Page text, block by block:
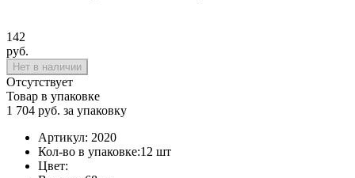
142
руб.
Нет в наличии
Отсутствует
Товар в упаковке
1 704 руб. за упаковку
Артикул: 2020
Кол-во в упаковке:12 шт
Цвет: